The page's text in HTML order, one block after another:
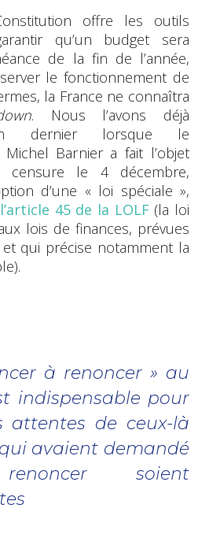
offre les outils
qu’un budget sera
de la fin de l’année,
le fonctionnement de
la France ne connaîtra
. Nous l’avons déjà
dernier lorsque le
Barnier a fait l’objet
censure le 4 décembre,
d’une « loi spéciale »,
l’article 45 de la LOLF(la loi
lois de finances, prévues
qui précise notamment la
à renoncer » au
indispensable pour
attentes de ceux-là
avaient demandé
soient